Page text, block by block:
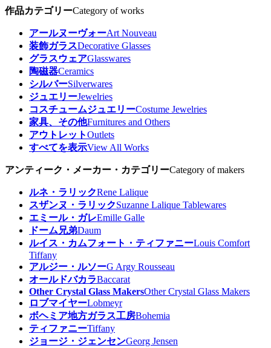
作品カテゴリーCategory of works
アールヌーヴォーArt Nouveau
装飾ガラスDecorative Glasses
グラスウェアGlasswares
陶磁器Ceramics
シルバーSilverwares
ジュエリーJewelries
コスチュームジュエリーCostume Jewelries
家具、その他Furnitures and Others
アウトレットOutlets
すべてを表示View All Works
アンティーク・メーカー・カテゴリーCategory of makers
ルネ・ラリックRene Lalique
スザンヌ・ラリックSuzanne Lalique Tablewares
エミール・ガレEmille Galle
ドーム兄弟Daum
ルイス・カムフォート・ティファニーLouis Comfort
Tiffany
アルジー・ルソーG Argy Rousseau
オールドバカラBaccarat
Other Crystal Glass MakersOther Crystal Glass Makers
ロブマイヤーLobmeyr
ボヘミア地方ガラス工房Bohemia
ティファニーTiffany
ジョージ・ジェンセンGeorg Jensen